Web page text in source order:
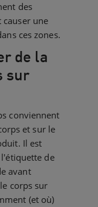
des
causer une
ces zones.
de la
sur
conviennent
et sur le
Il est
de
avant
corps sur
(et où)